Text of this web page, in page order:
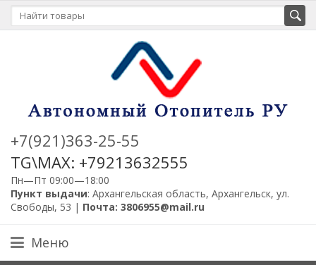
+7(921)363-25-55
TG\MAX: +79213632555
Пн—Пт 09:00—18:00
Пункт выдачи: Архангельская область, Архангельск, ул.
Свободы, 53 | Почта: 3806955@mail.ru
Меню